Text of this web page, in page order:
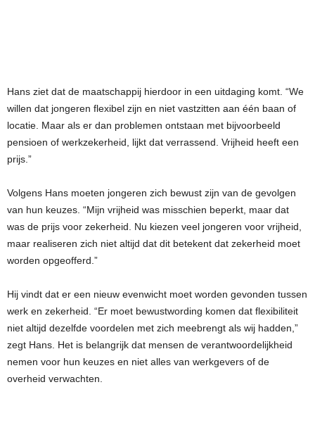
Hans ziet dat de maatschappij hierdoor in een uitdaging komt. “We
willen dat jongeren flexibel zijn en niet vastzitten aan één baan of
locatie. Maar als er dan problemen ontstaan met bijvoorbeeld
pensioen of werkzekerheid, lijkt dat verrassend. Vrijheid heeft een
prijs.”
Volgens Hans moeten jongeren zich bewust zijn van de gevolgen
van hun keuzes. “Mijn vrijheid was misschien beperkt, maar dat
was de prijs voor zekerheid. Nu kiezen veel jongeren voor vrijheid,
maar realiseren zich niet altijd dat dit betekent dat zekerheid moet
worden opgeofferd.”
Hij vindt dat er een nieuw evenwicht moet worden gevonden tussen
werk en zekerheid. “Er moet bewustwording komen dat flexibiliteit
niet altijd dezelfde voordelen met zich meebrengt als wij hadden,”
zegt Hans. Het is belangrijk dat mensen de verantwoordelijkheid
nemen voor hun keuzes en niet alles van werkgevers of de
overheid verwachten.